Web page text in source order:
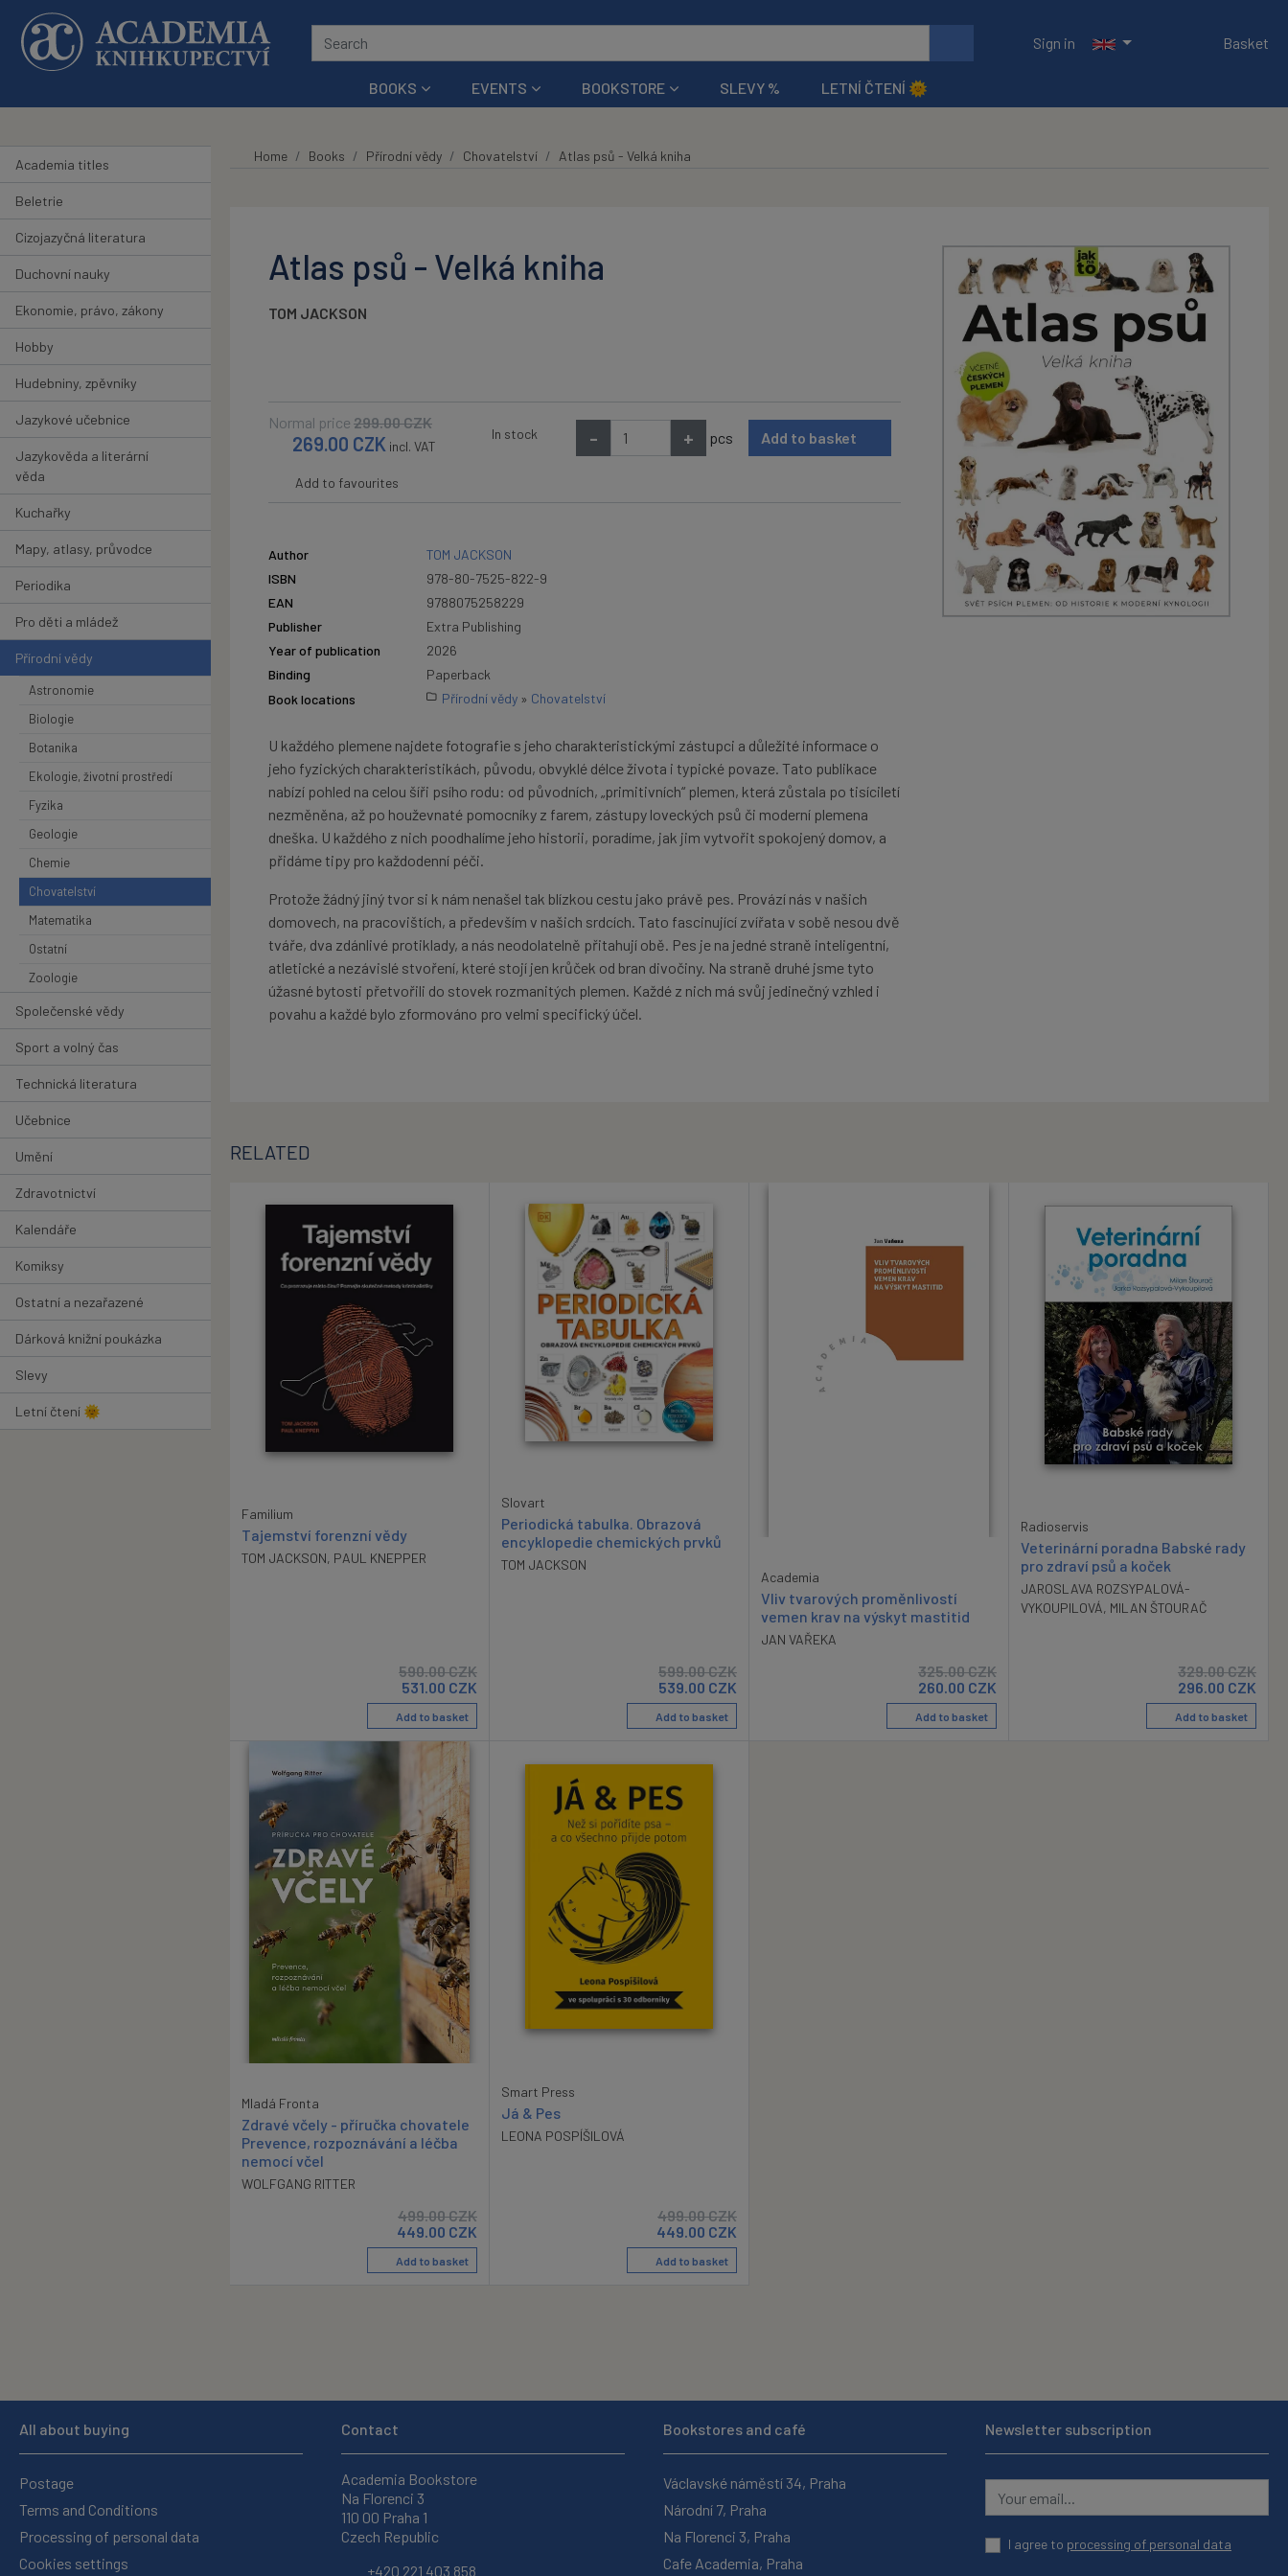
Skip to main content
Sign in
Basket
BOOKS EVENTS BOOKSTORE SLEVY % LETNÍ ČTENÍ 🌞
Academia titles
Beletrie
Cizojazyčná literatura
Duchovní nauky
Ekonomie, právo, zákony
Hobby
Hudebniny, zpěvníky
Jazykové učebnice
Jazykověda a literární
věda
Kuchařky
Mapy, atlasy, průvodce
Periodika
Pro děti a mládež
Přírodní vědy
Astronomie
Biologie
Botanika
Ekologie, životní prostředí
Fyzika
Geologie
Chemie
Chovatelství
Matematika
Ostatní
Zoologie
Společenské vědy
Sport a volný čas
Technická literatura
Učebnice
Umění
Zdravotnictví
Kalendáře
Komiksy
Ostatní a nezařazené
Dárková knižní poukázka
Slevy
Letní čtení 🌞
Home Books Přírodní vědy Chovatelství Atlas psů - Velká kniha
Atlas psů - Velká kniha
TOM JACKSON
Normal price 299.00CZK
269.00 CZK incl. VAT
In stock - + pcs Add to basket
Add to favourites
Author
TOM JACKSON
ISBN
978-80-7525-822-9
EAN
9788075258229
Publisher
Extra Publishing
Year of publication
2026
Binding
Paperback
Book locations
Přírodní vědy » Chovatelství
U každého plemene najdete fotografie s jeho charakteristickými zástupci a důležité informace o
jeho fyzických charakteristikách, původu, obvyklé délce života i typické povaze. Tato publikace
nabízí pohled na celou šíři psího rodu: od původních, „primitivních“ plemen, která zůstala po tisíciletí
nezměněna, až po houževnaté pomocníky z farem, zástupy loveckých psů či moderní plemena
dneška. U každého z nich poodhalíme jeho historii, poradíme, jak jim vytvořit spokojený domov, a
přidáme tipy pro každodenní péči.
Protože žádný jiný tvor si k nám nenašel tak blízkou cestu jako právě pes. Provází nás v našich
domovech, na pracovištích, a především v našich srdcích. Tato fascinující zvířata v sobě nesou dvě
tváře, dva zdánlivé protiklady, a nás neodolatelně přitahují obě. Pes je na jedné straně inteligentní,
atletické a nezávislé stvoření, které stojí jen krůček od bran divočiny. Na straně druhé jsme tyto
úžasné bytosti přetvořili do stovek rozmanitých plemen. Každé z nich má svůj jedinečný vzhled i
povahu a každé bylo zformováno pro velmi specifický účel.
RELATED
Familium
Tajemství forenzní vědy
TOM JACKSON, PAUL KNEPPER
590.00CZK
531.00 CZK
Add to basket
Slovart
Periodická tabulka. Obrazová
encyklopedie chemických prvků
TOM JACKSON
599.00CZK
539.00 CZK
Add to basket
Academia
Vliv tvarových proměnlivostí
vemen krav na výskyt mastitid
JAN VAŘEKA
325.00CZK
260.00 CZK
Add to basket
Radioservis
Veterinární poradna Babské rady
pro zdraví psů a koček
JAROSLAVA ROZSYPALOVÁ-
VYKOUPILOVÁ, MILAN ŠTOURAČ
329.00CZK
296.00 CZK
Add to basket
Mladá Fronta
Zdravé včely - příručka chovatele
Prevence, rozpoznávání a léčba
nemocí včel
WOLFGANG RITTER
499.00CZK
449.00 CZK
Add to basket
Smart Press
Já & Pes
LEONA POSPÍŠILOVÁ
499.00CZK
449.00 CZK
Add to basket
All about buying
Postage
Terms and Conditions
Processing of personal data
Cookies settings
Contact
Academia Bookstore
Na Florenci 3
110 00 Praha 1
Czech Republic
+420 221 403 858
Bookstores and café
Václavské náměstí 34, Praha
Národní 7, Praha
Na Florenci 3, Praha
Cafe Academia, Praha
Newsletter subscription
I agree to processing of personal data